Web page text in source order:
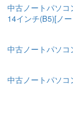
中古ノートパソコ
14インチ(B5)[ノ
中古ノートパソコ
中古ノートパソコ